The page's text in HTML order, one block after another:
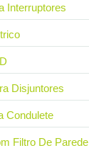
Interruptores
Disjuntores
Condulete
Filtro De Parede